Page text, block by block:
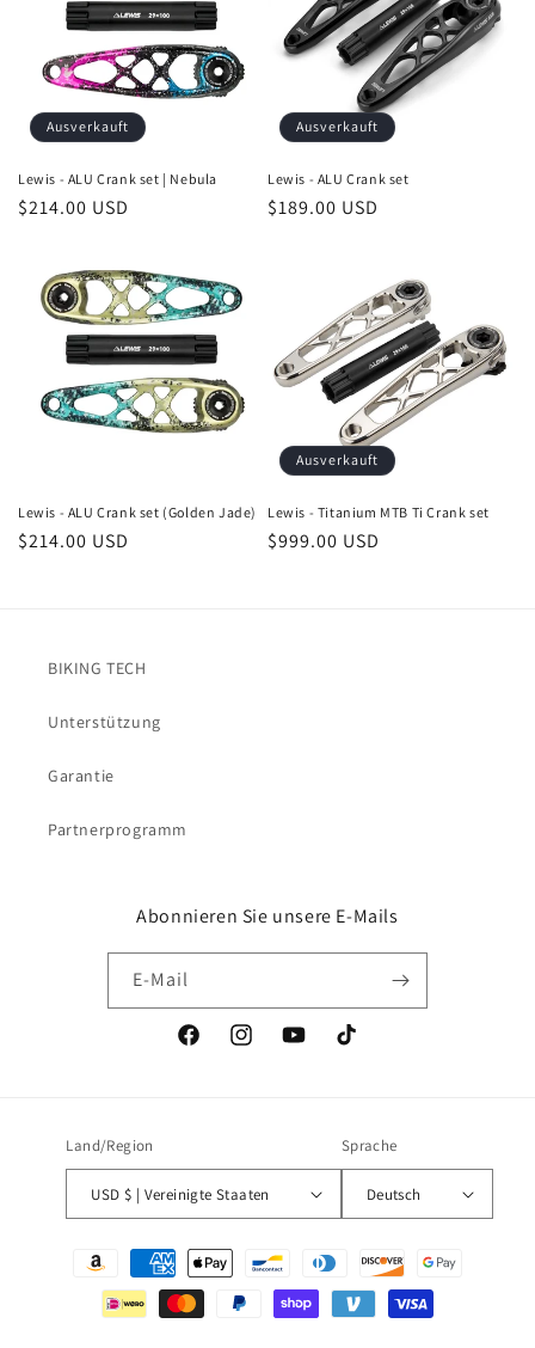
Ausverkauft
Lewis - ALU Crank set | Nebula
Normaler
$214.00 USD
Ausverkauft
Lewis - ALU Crank set
Normaler
$189.00 USD
Lewis - ALU Crank set (Golden Jade)
Normaler
$214.00 USD
Ausverkauft
Lewis - Titanium MTB Ti Crank set
Normaler
$999.00 USD
BIKING TECH
Unterstützung
Garantie
Partnerprogramm
Abonnieren Sie unsere E-Mails
E-Mail
FacebookInstagramYouTubeTikTok
Land/Region
USD $ | Vereinigte Staaten
Sprache
Deutsch
Zahlungsmethoden